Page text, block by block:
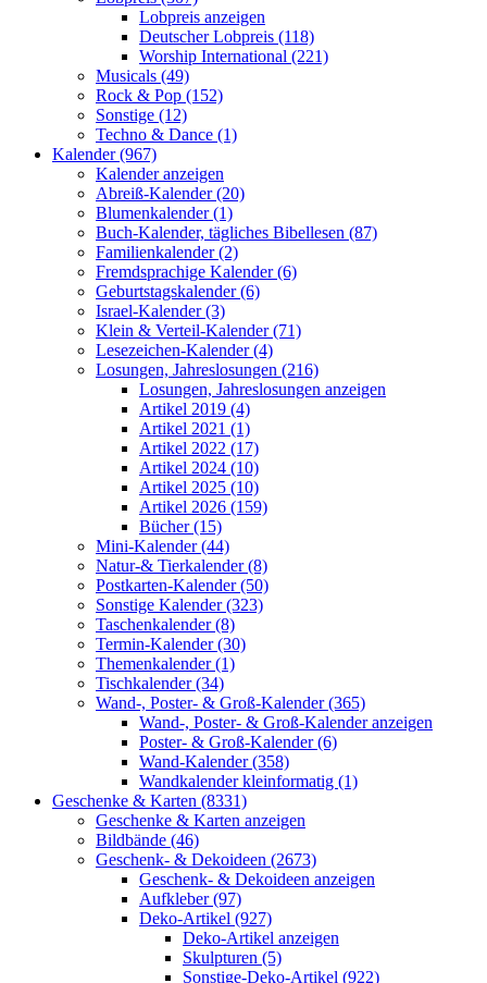
Lobpreis anzeigen
Deutscher Lobpreis (118)
Worship International (221)
Musicals (49)
Rock & Pop (152)
Sonstige (12)
Techno & Dance (1)
Kalender (967)
Kalender anzeigen
Abreiß-Kalender (20)
Blumenkalender (1)
Buch-Kalender, tägliches Bibellesen (87)
Familienkalender (2)
Fremdsprachige Kalender (6)
Geburtstagskalender (6)
Israel-Kalender (3)
Klein & Verteil-Kalender (71)
Lesezeichen-Kalender (4)
Losungen, Jahreslosungen (216)
Losungen, Jahreslosungen anzeigen
Artikel 2019 (4)
Artikel 2021 (1)
Artikel 2022 (17)
Artikel 2024 (10)
Artikel 2025 (10)
Artikel 2026 (159)
Bücher (15)
Mini-Kalender (44)
Natur-& Tierkalender (8)
Postkarten-Kalender (50)
Sonstige Kalender (323)
Taschenkalender (8)
Termin-Kalender (30)
Themenkalender (1)
Tischkalender (34)
Wand-, Poster- & Groß-Kalender (365)
Wand-, Poster- & Groß-Kalender anzeigen
Poster- & Groß-Kalender (6)
Wand-Kalender (358)
Wandkalender kleinformatig (1)
Geschenke & Karten (8331)
Geschenke & Karten anzeigen
Bildbände (46)
Geschenk- & Dekoideen (2673)
Geschenk- & Dekoideen anzeigen
Aufkleber (97)
Deko-Artikel (927)
Deko-Artikel anzeigen
Skulpturen (5)
Sonstige-Deko-Artikel (922)